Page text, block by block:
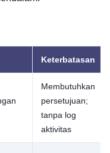
Keterbatasan
Membutuhkan
persetujuan;
tanpa log
aktivitas